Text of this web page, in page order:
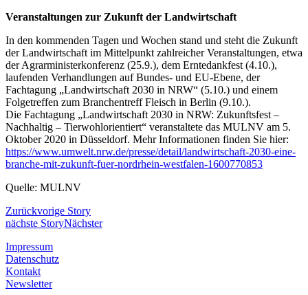
Veranstaltungen zur Zukunft der Landwirtschaft
In den kommenden Tagen und Wochen stand und steht die Zukunft
der Landwirtschaft im Mittelpunkt zahlreicher Veranstaltungen, etwa
der Agrarministerkonferenz (25.9.), dem Erntedankfest (4.10.),
laufenden Verhandlungen auf Bundes- und EU-Ebene, der
Fachtagung „Landwirtschaft 2030 in NRW“ (5.10.) und einem
Folgetreffen zum Branchentreff Fleisch in Berlin (9.10.).
Die Fachtagung „Landwirtschaft 2030 in NRW: Zukunftsfest –
Nachhaltig – Tierwohlorientiert“ veranstaltete das MULNV am 5.
Oktober 2020 in Düsseldorf. Mehr Informationen finden Sie hier:
https://www.umwelt.nrw.de/presse/detail/landwirtschaft-2030-eine-
branche-mit-zukunft-fuer-nordrhein-westfalen-1600770853
Quelle: MULNV
Zurückvorige Story
nächste StoryNächster
Impressum
Datenschutz
Kontakt
Newsletter